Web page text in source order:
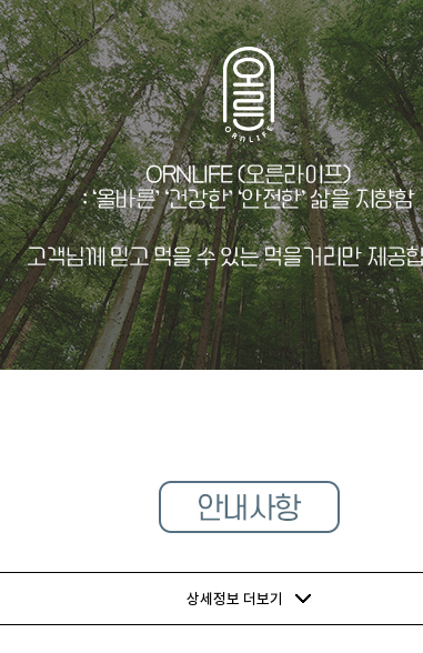
상세정보 더보기